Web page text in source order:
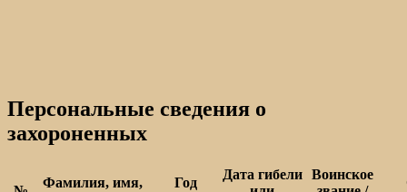
Персональные сведения о
захороненных
Фамилия, имя,
Год
Дата гибели
Воинское